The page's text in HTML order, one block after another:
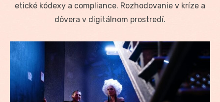
etické kódexy a compliance. Rozhodovanie v kríze a
dôvera v digitálnom prostredí.